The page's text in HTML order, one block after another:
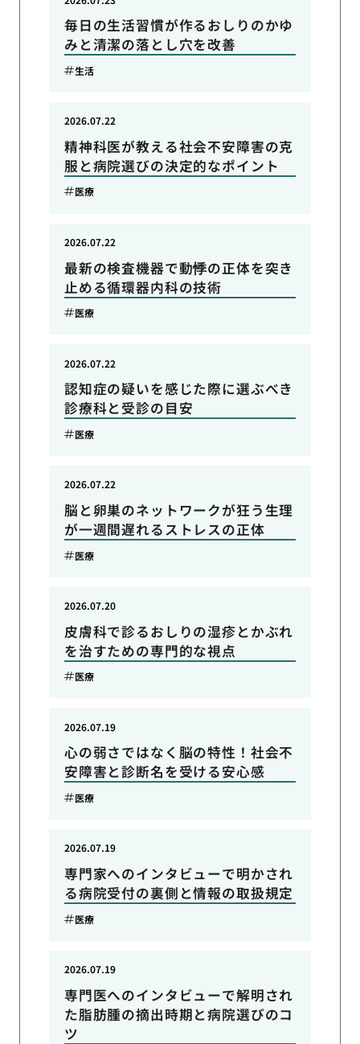
毎日の生活習慣が作るおしりのかゆ
みと清潔の落とし穴を改善
生活
精神科医が教える社会不安障害の克
服と病院選びの決定的なポイント
2026.07.22
医療
最新の検査機器で動悸の正体を突き
止める循環器内科の技術
2026.07.22
医療
認知症の疑いを感じた際に選ぶべき
診療科と受診の目安
2026.07.22
医療
脳と卵巣のネットワークが狂う生理
が一週間遅れるストレスの正体
2026.07.22
医療
皮膚科で診るおしりの湿疹とかぶれ
を治すための専門的な視点
2026.07.20
医療
心の弱さではなく脳の特性！社会不
安障害と診断名を受ける安心感
2026.07.19
医療
専門家へのインタビューで明かされ
る病院受付の裏側と情報の取扱規定
2026.07.19
医療
専門医へのインタビューで解明され
た脂肪腫の摘出時期と病院選びのコ
ツ
2026.07.19